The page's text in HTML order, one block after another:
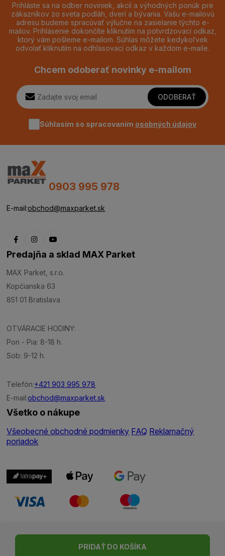
PRIDAŤ DO KOŠÍKA
Prihláste sa na odber noviniek, akcií a výhodných ponúk pre
zákazníkov zo sveta podláh, dverí a bývania. Vašu e-mailovú
adresu budeme spracúvať výlučne na zasielanie týchto e-
mailov. Prihlásenie dokončíte kliknutím na potvrdzovací odkaz,
ktorý vám pošleme e-mailom. Súhlas môžete kedykoľvek
odvolať kliknutím na odhlasovací odkaz v každom e-maile.
Chcem odoberať novinky e-mailom
ODOBERAŤ
Súhlasím so spracovaním osobných údajov
0903 995 978
E-mail:obchod@maxparket.sk
Predajňa a sklad MAX Parket
MAX Parket, s.r.o.
Kopčianska 63
851 01 Bratislava
OTVÁRACIE HODINY:
Pon - Pia: 8-18 h.
Sob: 9-12 h.
Telefón:+421 903 995 978
E-mail:obchod@maxparket.sk
Všetko o nákupe
Všeobecné obchodné podmienky FAQ Reklamačný
poriadok
| © Všetky práva vyhradené | Made with ♥
byMadviso